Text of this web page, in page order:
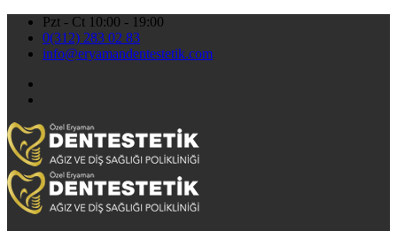
Pzt - Ct 10:00 - 19:00
0(312) 283 02 83
info@eryamandentestetik.com